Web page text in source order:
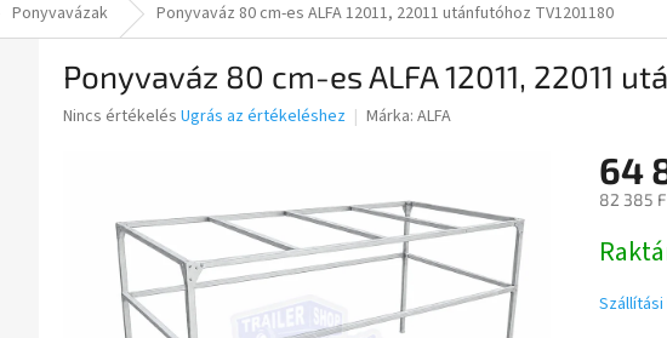
Ponyvavázak Ponyvaváz 80 cm-es ALFA 12011, 22011 utánfutóhoz TV1201180
Ponyvaváz 80 cm-es ALFA 12011, 22011
A
Nincs értékelés Ugrás az értékeléshez Márka: ALFA
64
82 385